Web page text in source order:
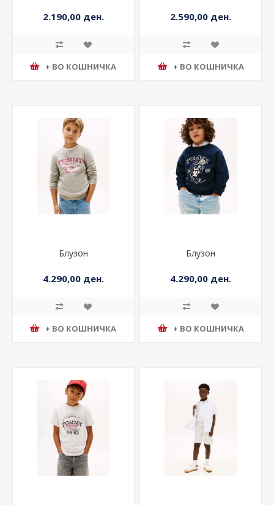
2.190,00 ден.
+ ВО КОШНИЧКА
2.590,00 ден.
+ ВО КОШНИЧКА
Блузон
4.290,00 ден.
+ ВО КОШНИЧКА
Блузон
4.290,00 ден.
+ ВО КОШНИЧКА